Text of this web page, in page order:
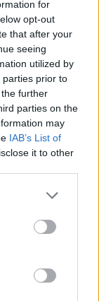
for
opt-out
that after your
seeing
utilized by
parties prior to
further
parties on the
may
IAB’s List of
it to other
och
ut för
Jag vet att